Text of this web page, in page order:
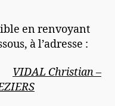
en renvoyant
à l’adresse :
VIDAL Christian –